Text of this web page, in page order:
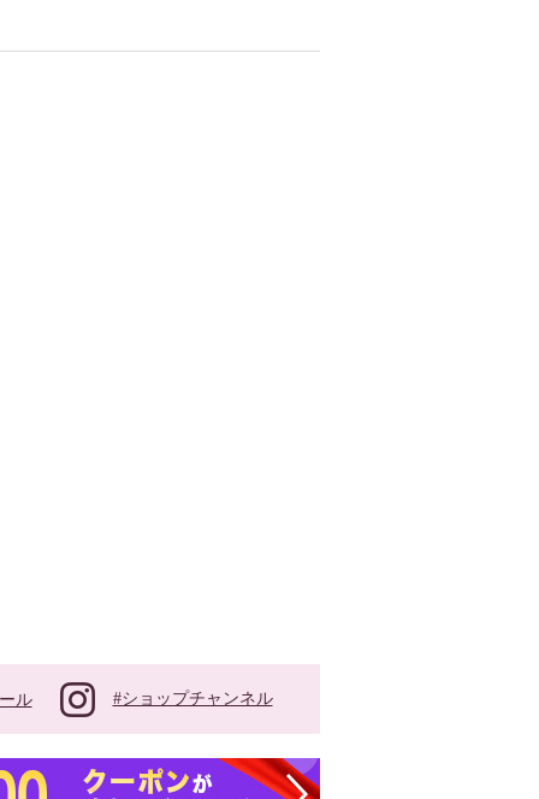
ル #ショップチャンネル